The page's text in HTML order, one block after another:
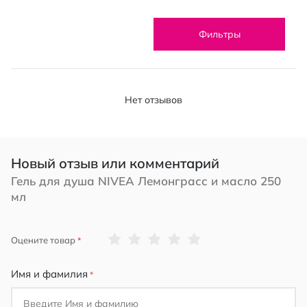
Фильтры
Нет отзывов
Новый отзыв или комментарий
Гель для душа NIVEA Лемонграсс и масло 250
мл
Оцените товар
Имя и фамилия